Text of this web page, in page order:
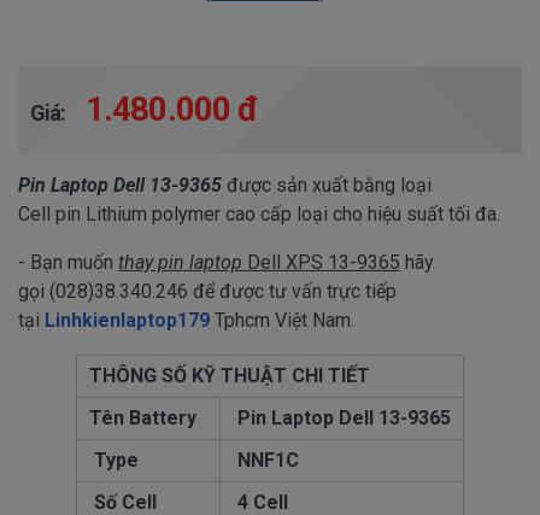
Giá: 1.480.000 đ
Pin Laptop Dell 13-9365 được sản xuất bằng loại
Cell pin Lithium polymer cao cấp loại cho hiệu suất tối đa.
- Bạn muốn thay pin laptop Dell XPS 13-9365 hãy
gọi (028)38.340.246 để được tư vấn trực tiếp
tại Linhkienlaptop179 Tphcm Việt Nam.
THÔNG SỐ KỸ THUẬT CHI TIẾT
Tên Battery
Pin Laptop Dell 13-9365
Type
NNF1C
Số Cell
4 Cell